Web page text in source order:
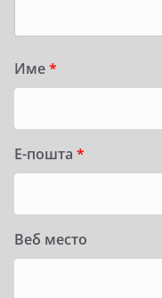
Име*
Е-пошта *
Веб место